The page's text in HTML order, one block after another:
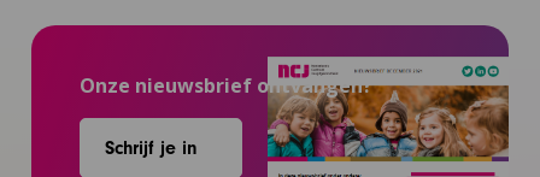
Onze nieuwsbrief ontvangen?
Schrijf je in